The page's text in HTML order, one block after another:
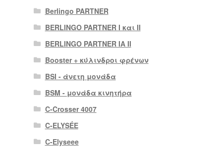
Berlingo PARTNER
BERLINGO PARTNER I και II
BERLINGO PARTNER IA II
Booster + κύλινδροι φρένων
BSI - άνετη μονάδα
BSM - μονάδα κινητήρα
C-Crosser 4007
C-ELYSÉE
C-Elyseee